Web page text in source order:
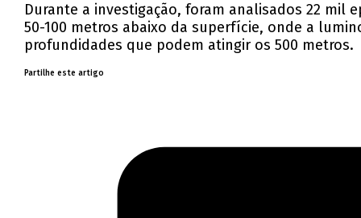
Durante a investigação, foram analisados 22 mil
50-100 metros abaixo da superfície, onde a
profundidades que podem atingir os 500 metros.
Partilhe este artigo